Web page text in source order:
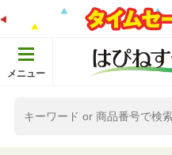
メニュー